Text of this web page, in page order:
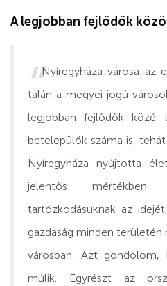
A legjobban fejlődők
– Nyíregyháza városa az
talán a megyei jogú
legjobban fejlődők közé
betelepülők száma is,
Nyíregyháza nyújtotta
jelentős
tartózkodásuknak az
gazdaság minden
városban. Azt
múlik. Egyrészt az